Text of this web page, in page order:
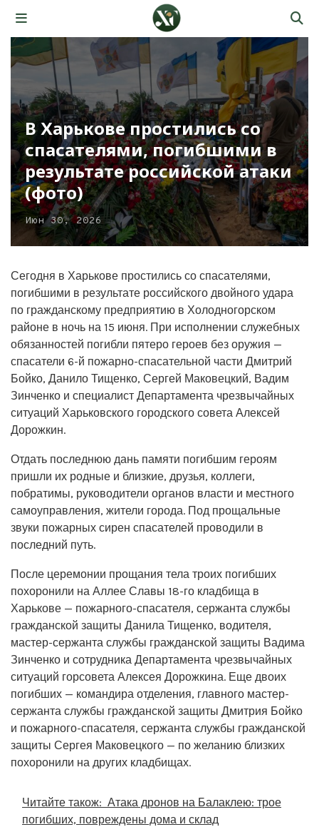
В Харькове простились со
спасателями, погибшими в
результате российской атаки
(фото)
Июн 30, 2026
Сегодня в Харькове простились со спасателями,
погибшими в результате российского двойного удара
по гражданскому предприятию в Холодногорском
районе в ночь на 15 июня. При исполнении служебных
обязанностей погибли пятеро героев без оружия —
спасатели 6-й пожарно-спасательной части Дмитрий
Бойко, Данило Тищенко, Сергей Маковецкий, Вадим
Зинченко и специалист Департамента чрезвычайных
ситуаций Харьковского городского совета Алексей
Дорожкин.
Отдать последнюю дань памяти погибшим героям
пришли их родные и близкие, друзья, коллеги,
побратимы, руководители органов власти и местного
самоуправления, жители города. Под прощальные
звуки пожарных сирен спасателей проводили в
последний путь.
После церемонии прощания тела троих погибших
похоронили на Аллее Славы 18-го кладбища в
Харькове — пожарного-спасателя, сержанта службы
гражданской защиты Данила Тищенко, водителя,
мастер-сержанта службы гражданской защиты Вадима
Зинченко и сотрудника Департамента чрезвычайных
ситуаций горсовета Алексея Дорожкина. Еще двоих
погибших — командира отделения, главного мастер-
сержанта службы гражданской защиты Дмитрия Бойко
и пожарного-спасателя, сержанта службы гражданской
защиты Сергея Маковецкого — по желанию близких
похоронили на других кладбищах.
Читайте також: Атака дронов на Балаклею: трое
погибших, повреждены дома и склад